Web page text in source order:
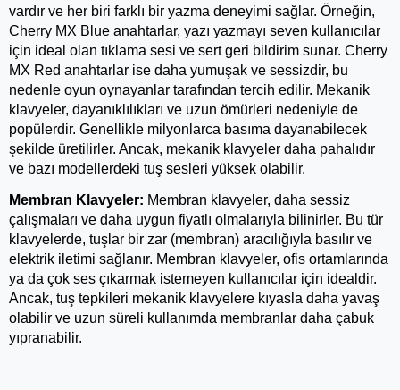
vardır ve her biri farklı bir yazma deneyimi sağlar. Örneğin,
Cherry MX Blue anahtarlar, yazı yazmayı seven kullanıcılar
için ideal olan tıklama sesi ve sert geri bildirim sunar. Cherry
MX Red anahtarlar ise daha yumuşak ve sessizdir, bu
nedenle oyun oynayanlar tarafından tercih edilir. Mekanik
klavyeler, dayanıklılıkları ve uzun ömürleri nedeniyle de
popülerdir. Genellikle milyonlarca basıma dayanabilecek
şekilde üretilirler. Ancak, mekanik klavyeler daha pahalıdır
ve bazı modellerdeki tuş sesleri yüksek olabilir.
Membran Klavyeler: Membran klavyeler, daha sessiz
çalışmaları ve daha uygun fiyatlı olmalarıyla bilinirler. Bu tür
klavyelerde, tuşlar bir zar (membran) aracılığıyla basılır ve
elektrik iletimi sağlanır. Membran klavyeler, ofis ortamlarında
ya da çok ses çıkarmak istemeyen kullanıcılar için idealdir.
Ancak, tuş tepkileri mekanik klavyelere kıyasla daha yavaş
olabilir ve uzun süreli kullanımda membranlar daha çabuk
yıpranabilir.